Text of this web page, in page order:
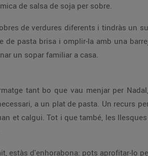
de salsa de soja per sobre.
de verdures diferents i tindràs un
pasta brisa i omplir-la amb una
un sopar familiar a casa.
tant bo que vau menjar per
a un plat de pasta. Un recurs
et calgui. Tot i que també, les
estàs d'enhorabona: pots aprofitar-lo